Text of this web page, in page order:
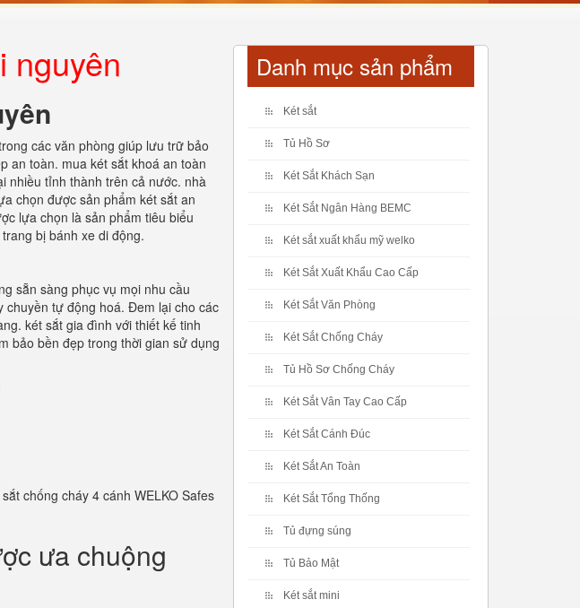
nguyên
các văn phòng giúp lưu trữ bảo
an toàn. mua két sắt khoá an toàn
nhiều tỉnh thành trên cả nước. nhà
chọn được sản phẩm két sắt an
lựa chọn là sản phẩm tiêu biểu
bị bánh xe di động.
sẵn sàng phục vụ mọi nhu cầu
chuyền tự động hoá. Đem lại cho các
két sắt gia đình với thiết kế tinh
bảo bền đẹp trong thời gian sử dụng
chống cháy 4 cánh WELKO Safes
ưa chuộng
Danh mục sản phẩm
Két sắt
Tủ Hồ Sơ
Két Sắt Khách Sạn
Két Sắt Ngân Hàng BEMC
Két sắt xuất khẩu mỹ welko
Két Sắt Xuất Khẩu Cao Cấp
Két Sắt Văn Phòng
Két Sắt Chống Cháy
Tủ Hồ Sơ Chống Cháy
Két Sắt Vân Tay Cao Cấp
Két Sắt Cánh Đúc
Két Sắt An Toàn
Két Sắt Tổng Thống
Tủ đựng súng
Tủ Bảo Mật
Két sắt mini